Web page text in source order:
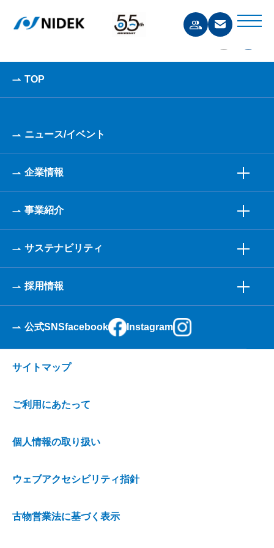
TOP
ニュース/イベント
企業情報
事業紹介
サステナビリティ
採用情報
公式SNSfacebook Instagram
サイトマップ
ご利用にあたって
個人情報の取り扱い
ウェブアクセシビリティ指針
古物営業法に基づく表示